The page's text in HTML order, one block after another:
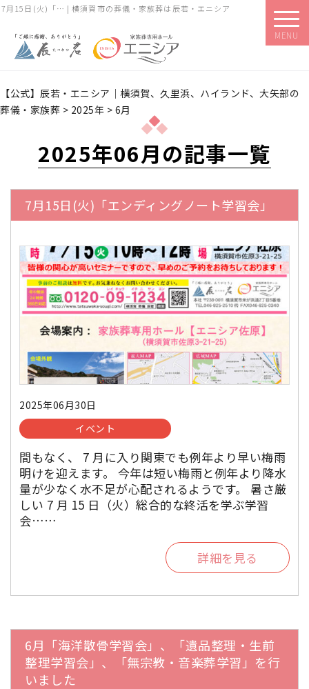
7月15日(火)「… | 横須賀市の葬儀・家族葬は辰若・エニシア
MENU
【公式】辰若・エニシア｜横須賀、久里浜、ハイランド、大矢部の
葬儀・家族葬 > 2025年 > 6月
2025年06月の記事一覧
7月15日(火)「エンディングノート学習会」
2025年06月30日
イベント
間もなく、 7 月に入り関東でも例年より早い梅雨
明けを迎えます。 今年は短い梅雨と例年より降水
量が少なく水不足が心配されるようです。 暑さ厳
しい 7 月 15 日（火）総合的な終活を学ぶ学習
会……
詳細を見る
6月「海洋散骨学習会」、「遺品整理・生前
整理学習会」、「無宗教・音楽葬学習」を行
いました